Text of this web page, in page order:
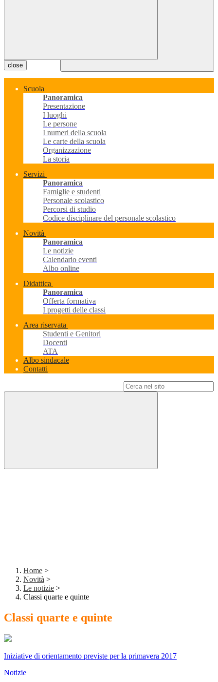
close
Scuola
Panoramica
Presentazione
I luoghi
Le persone
I numeri della scuola
Le carte della scuola
Organizzazione
La storia
Servizi
Panoramica
Famiglie e studenti
Personale scolastico
Percorsi di studio
Codice disciplinare del personale scolastico
Novità
Panoramica
Le notizie
Calendario eventi
Albo online
Didattica
Panoramica
Offerta formativa
I progetti delle classi
Area riservata
Studenti e Genitori
Docenti
ATA
Albo sindacale
Contatti
Home >
Novità >
Le notizie >
Classi quarte e quinte
Classi quarte e quinte
Iniziative di orientamento previste per la primavera 2017
Notizie